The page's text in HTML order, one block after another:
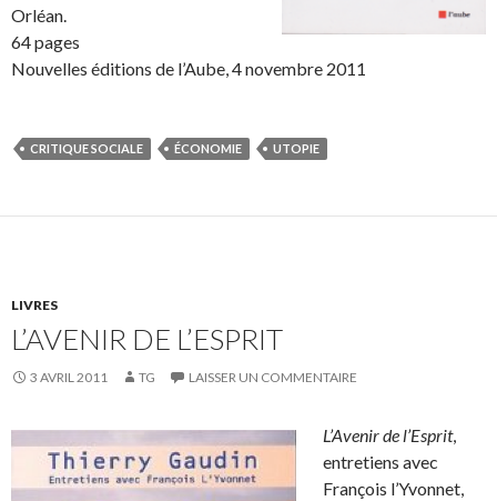
Orléan.
64 pages
Nouvelles éditions de l’Aube, 4 novembre 2011
CRITIQUE SOCIALE ÉCONOMIE UTOPIE
LIVRES
L’AVENIR DE L’ESPRIT
3 AVRIL 2011 TG LAISSER UN COMMENTAIRE
L’Avenir de l’Esprit,
entretiens avec
François l’Yvonnet,